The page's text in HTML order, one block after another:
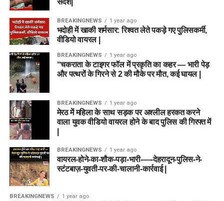
संदेश|
BREAKINGNEWS 1 year ago
भदोही में खाकी शर्मसार: रिश्वत लेते पकड़े गए पुलिसकर्मी,
वीडियो वायरल |
BREAKINGNEWS 1 year ago
“चकराता के टाइगर फॉल में प्रकृति का कहर — भारी पेड़
और पत्थरों के गिरने से 2 की मौके पर मौत, कई घायल |
BREAKINGNEWS 1 year ago
मेरठ में महिला के साथ सड़क पर अश्लील हरकत करने
वाला युवक वीडियो वायरल होने के बाद पुलिस की गिरफ्त में
BREAKINGNEWS 1 year ago
वायरल-होने-का-शौक-पड़ा-भारी-—-देहरादून-पुलिस-ने-
स्टंटबाज़-युवती-पर-की-चालानी-कार्रवाई |
BREAKINGNEWS 1 year ago